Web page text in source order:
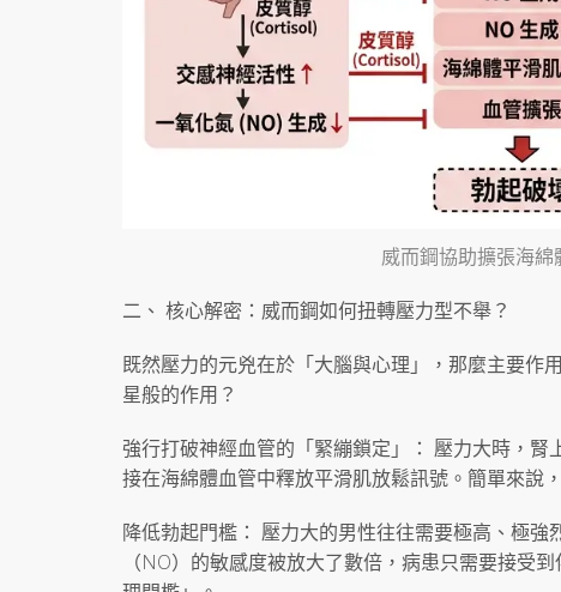
威而鋼協助擴張海
二、 核心解密：威而鋼如何扭轉壓力型不舉？
既然壓力的元兇在於「大腦與心理」，那麼主要作
星般的作用？
強行打破神經血管的「緊繃鎖定」： 壓力大時，
接在海綿體血管中釋放平滑肌放鬆訊號。簡單來說
降低勃起門檻： 壓力大的男性往往需要極高、極
（NO）的敏感度被放大了數倍，病患只需要接受